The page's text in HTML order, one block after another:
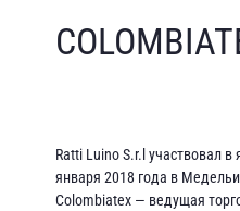
Ratti Luino S.r.l участвовал
января 2018 года в
Colombiatex — ведущая